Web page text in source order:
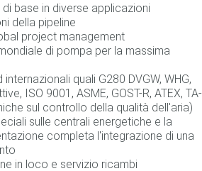
base in diverse applicazioni
della pipeline
project management
di pompa per la massima
quali G280 DVGW, WHG,
ISO 9001, ASME, GOST-R, ATEX, TA-
sul controllo della qualità dell'aria)
sulle centrali energetiche e la
completa l'integrazione di una
in loco e servizio ricambi